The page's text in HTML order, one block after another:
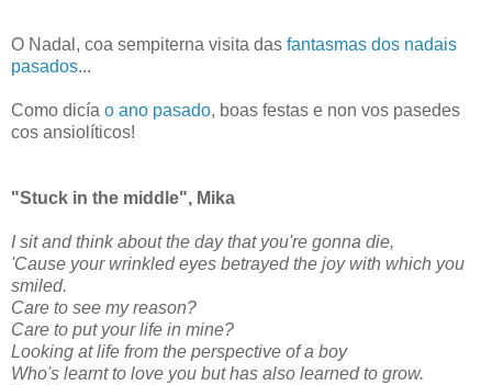
O Nadal, coa sempiterna visita das fantasmas dos nadais
pasados...
Como dicía o ano pasado, boas festas e non vos pasedes
cos ansiolíticos!
"Stuck in the middle", Mika
I sit and think about the day that you're gonna die,
'Cause your wrinkled eyes betrayed the joy with which you
smiled.
Care to see my reason?
Care to put your life in mine?
Looking at life from the perspective of a boy
Who's learnt to love you but has also learned to grow.